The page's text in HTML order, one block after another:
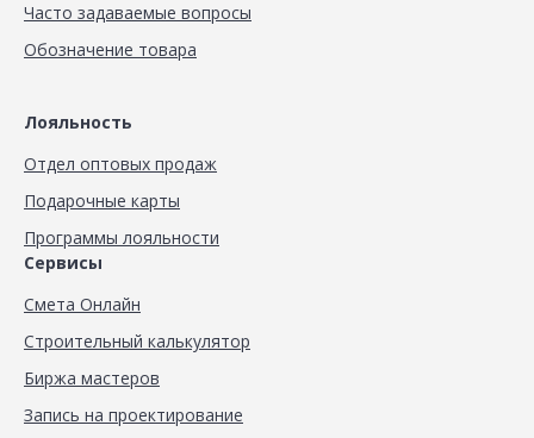
Часто задаваемые вопросы
Обозначение товара
Лояльность
Отдел оптовых продаж
Подарочные карты
Программы лояльности
Сервисы
Смета Онлайн
Строительный калькулятор
Биржа мастеров
Запись на проектирование